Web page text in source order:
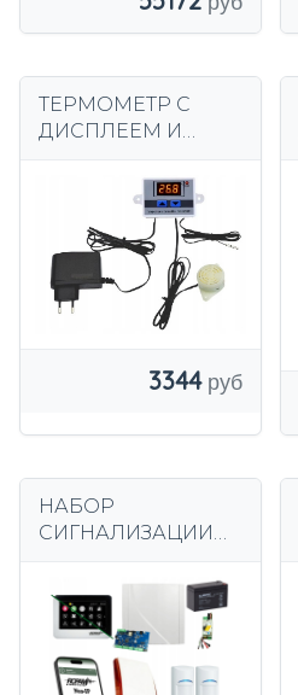
ТЕРМОМЕТР С
ДИСПЛЕЕМ И
ГРОМКОЙ
СИГНАЛИЗАЦИИ
3344
НАБОР
СИГНАЛИЗАЦИИ
ДВИЖЕНИЯ BOSCH
ПРОФЕССИОНАЛЬ
НАЯ IP WIFI
СИГНАЛИЗАЦИЯ